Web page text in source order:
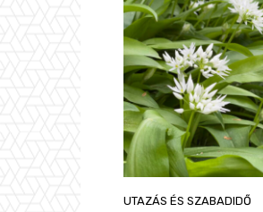
UTAZÁS ÉS SZABADIDŐ